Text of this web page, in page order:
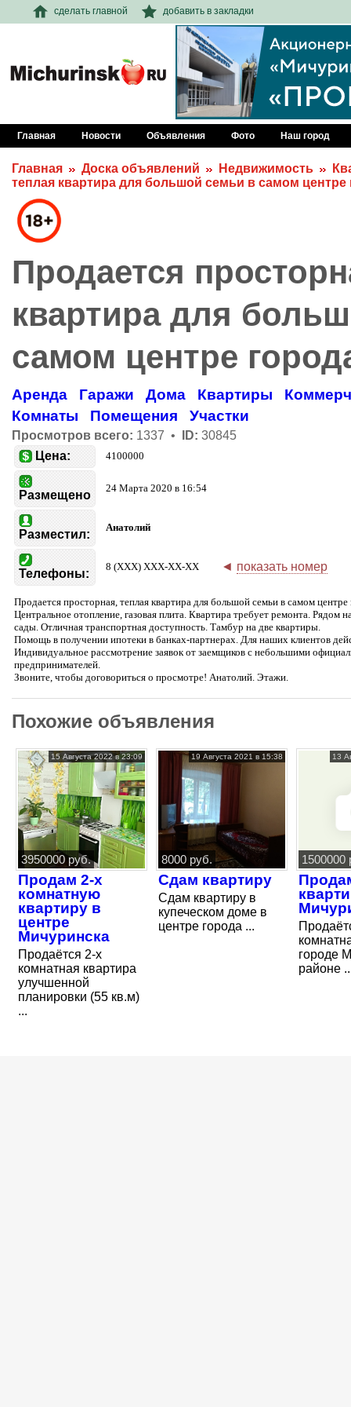
сделать главной добавить в закладки
Главная Новости Объявления Фото Наш город
Главная Доска объявлений Недвижимость
теплая квартира для большой семьи в самом центре
Продается
квартира для
самом центре
Аренда Гаражи Дома Квартиры
Комнаты
Помещения Участки
Просмотров всего: 1337 • ID: 30845
Цена:
4100000
Размещено
24 Марта 2020 в 16:54
Разместил:
Анатолий
Телефоны:
8 (XXX) XXX-XX-XX ◄ показать номер
Продается просторная, теплая квартира для большой семьи в самом
Центральное отопление, газовая плита. Квартира требует ремонта. Рядом
сады. Отличная транспортная доступность. Тамбур на две квартиры.
Помощь в получении ипотеки в банках-партнерах. Для наших клиентов
Индивидуальное рассмотрение заявок от заемщиков с небольшими
предпринимателей.
Звоните, чтобы договориться о просмотре! Анатолий. Этажи.
Похожие объявления
15 Августа 2022 в 23:09
3950000 руб.
Продам 2-х
комнатную
квартиру в
центре
Мичуринска
Продаётся 2-х
комнатная квартира
улучшенной
планировки (55 кв.м)
...
19 Августа 2021 в 15:38
8000 руб.
Сдам квартиру
Сдам квартиру в
купеческом доме в
центре города ...
13
1500000
городе
районе